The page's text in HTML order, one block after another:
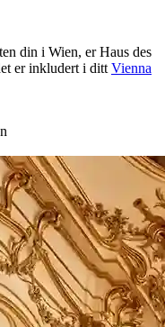
din i Wien, er Haus des
er inkludert i ditt Vienna